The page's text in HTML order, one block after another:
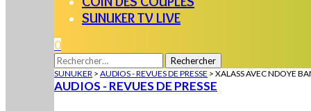
SUNUKER TV LIVE
0
Rechercher :
SUNUKER > AUDIOS - REVUES DE PRESSE > XALASS AVEC NDOYE
AUDIOS - REVUES DE PRESSE